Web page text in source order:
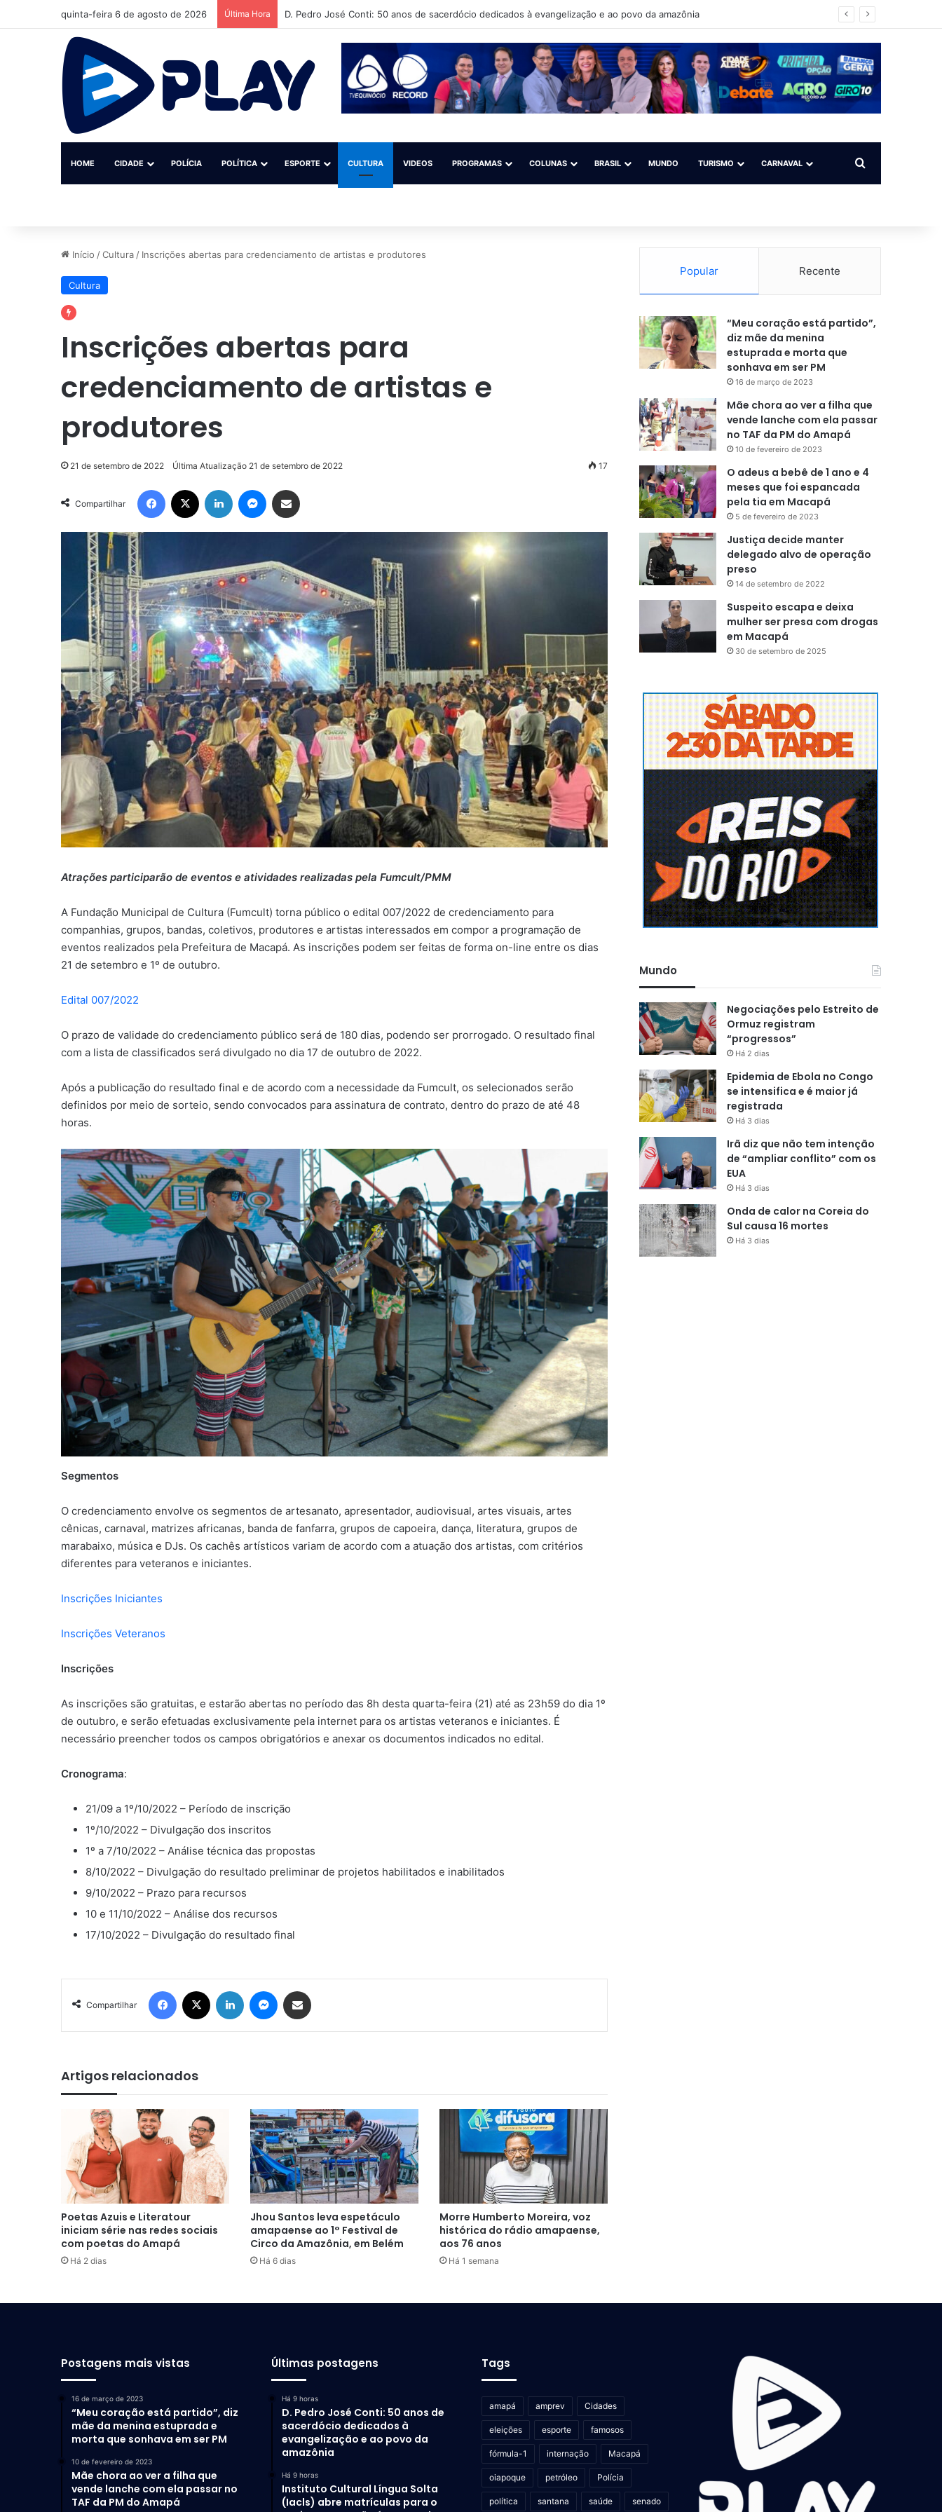
quinta-feira 6 de agosto de 2026 Última Hora D. Pedro José Conti: 50 anos de sacerdócio dedicados à evangelização e ao povo da amazônia
HOME CIDADE POLÍCIA POLÍTICA ESPORTE CULTURA VIDEOS PROGRAMAS COLUNAS BRASIL MUNDO TURISMO CARNAVAL Procurar por
Início /Cultura / Inscrições abertas para credenciamento de artistas e produtores
Cultura
Inscrições abertas para
credenciamento de artistas e
produtores
21 de setembro de 2022 Última Atualização 21 de setembro de 2022 17
Compartilhar
Facebook Linkedin Messenger
Atrações participarão de eventos e atividades realizadas pela Fumcult/PMM
A Fundação Municipal de Cultura (Fumcult) torna público o edital 007/2022 de credenciamento para
companhias, grupos, bandas, coletivos, produtores e artistas interessados em compor a programação de
eventos realizados pela Prefeitura de Macapá. As inscrições podem ser feitas de forma on-line entre os dias
21 de setembro e 1º de outubro.
Edital 007/2022
O prazo de validade do credenciamento público será de 180 dias, podendo ser prorrogado. O resultado final
com a lista de classificados será divulgado no dia 17 de outubro de 2022.
Após a publicação do resultado final e de acordo com a necessidade da Fumcult, os selecionados serão
definidos por meio de sorteio, sendo convocados para assinatura de contrato, dentro do prazo de até 48
horas.
Segmentos
O credenciamento envolve os segmentos de artesanato, apresentador, audiovisual, artes visuais, artes
cênicas, carnaval, matrizes africanas, banda de fanfarra, grupos de capoeira, dança, literatura, grupos de
marabaixo, música e DJs. Os cachês artísticos variam de acordo com a atuação dos artistas, com critérios
diferentes para veteranos e iniciantes.
Inscrições Iniciantes
Inscrições Veteranos
Inscrições
As inscrições são gratuitas, e estarão abertas no período das 8h desta quarta-feira (21) até as 23h59 do dia 1º
de outubro, e serão efetuadas exclusivamente pela internet para os artistas veteranos e iniciantes. É
necessário preencher todos os campos obrigatórios e anexar os documentos indicados no edital.
Cronograma:
21/09 a 1º/10/2022 – Período de inscrição
1º/10/2022 – Divulgação dos inscritos
1º a 7/10/2022 – Análise técnica das propostas
8/10/2022 – Divulgação do resultado preliminar de projetos habilitados e inabilitados
9/10/2022 – Prazo para recursos
10 e 11/10/2022 – Análise dos recursos
17/10/2022 – Divulgação do resultado final
Compartilhar
Facebook Linkedin Messenger
Artigos relacionados
Poetas Azuis e Literatour
iniciam série nas redes sociais
com poetas do Amapá
Há 2 dias
Jhou Santos leva espetáculo
amapaense ao 1° Festival de
Circo da Amazônia, em Belém
Há 6 dias
Morre Humberto Moreira, voz
histórica do rádio amapaense,
aos 76 anos
Há 1 semana
Popular Recente
“Meu coração está partido”,
diz mãe da menina
estuprada e morta que
sonhava em ser PM
16 de março de 2023
Mãe chora ao ver a filha que
vende lanche com ela passar
no TAF da PM do Amapá
10 de fevereiro de 2023
O adeus a bebê de 1 ano e 4
meses que foi espancada
pela tia em Macapá
5 de fevereiro de 2023
Justiça decide manter
delegado alvo de operação
preso
14 de setembro de 2022
Suspeito escapa e deixa
mulher ser presa com drogas
em Macapá
30 de setembro de 2025
Mundo
Negociações pelo Estreito de
Ormuz registram
“progressos”
Há 2 dias
Epidemia de Ebola no Congo
se intensifica e é maior já
registrada
Há 3 dias
Irã diz que não tem intenção
de “ampliar conflito” com os
EUA
Há 3 dias
Onda de calor na Coreia do
Sul causa 16 mortes
Há 3 dias
Postagens mais vistas
16 de março de 2023
“Meu coração está partido”, diz
mãe da menina estuprada e
morta que sonhava em ser PM
10 de fevereiro de 2023
Mãe chora ao ver a filha que
vende lanche com ela passar no
TAF da PM do Amapá
Últimas postagens
Há 9 horas
D. Pedro José Conti: 50 anos de
sacerdócio dedicados à
evangelização e ao povo da
amazônia
Há 9 horas
Instituto Cultural Língua Solta
(Iacls) abre matrículas para o
Tags
amapá amprev Cidades
eleições esporte famosos
fórmula-1 internação Macapá
oiapoque petróleo Polícia
política santana saúde senado